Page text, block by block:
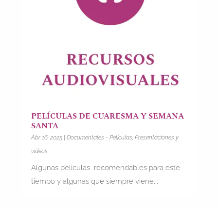
PELÍCULAS DE CUARESMA Y SEMANA
SANTA
Abr 16, 2025| Documentales - Películas Presentaciones y
videos
Algunas películas recomendables para este
tiempo y algunas que siempre viene...